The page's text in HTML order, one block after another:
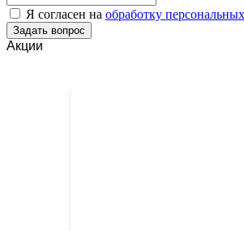
Я согласен на обработку
Акции